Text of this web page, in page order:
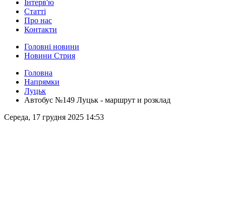
Інтерв'ю
Статті
Про нас
Контакти
Головні новини
Новини Стрия
Головна
Напрямки
Луцьк
Автобус №149 Луцьк - маршрут и розклад
Середа, 17 грудня 2025 14:53